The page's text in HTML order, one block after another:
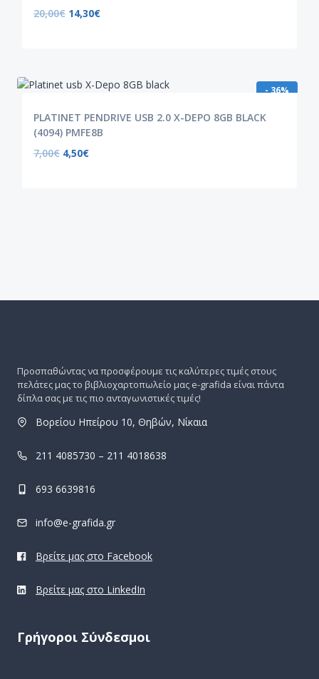
20,00€ 14,30€
- 36%
PLATINET PENDRIVE USB 2.0 X-DEPO 8GB BLACK
(4094) PMFE8B
7,00€ 4,50€
Προσπαθώντας να προσφέρουμε τις καλύτερες τιμές στους
πελάτες μας το βιβλιοχαρτοπωλείο μας e-grafida είναι πάντα
δίπλα σας με τις πιο ανταγωνιστικές τιμές!
Βορείου Ηπείρου 10, Θηβών, Νίκαια
211 4085730 – 211 4018638
693 6639816
info@e-grafida.gr
Βρείτε μας στο Facebook
Βρείτε μας στο LinkedIn
Γρήγοροι Σύνδεσμοι